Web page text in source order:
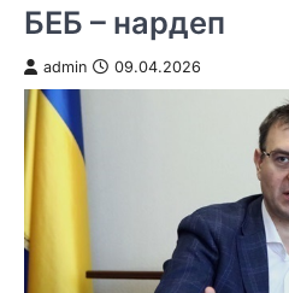
БЕБ – нардеп
admin 09.04.2026